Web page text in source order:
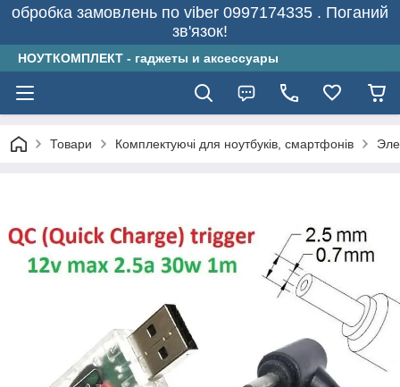
обробка замовлень по viber 0997174335 . Поганий
зв'язок!
НОУТКОМПЛЕКТ - гаджеты и аксессуары
Товари Комплектуючі для ноутбуків, смартфонів